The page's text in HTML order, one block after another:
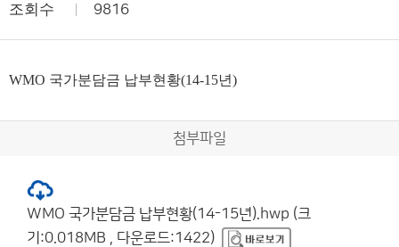
조회수 9816
WMO 국가분담금 납부현황(14-15년)
첨부파일
WMO 국가분담금 납부현황(14-15년).hwp (크
기:0.018MB , 다운로드:1422)